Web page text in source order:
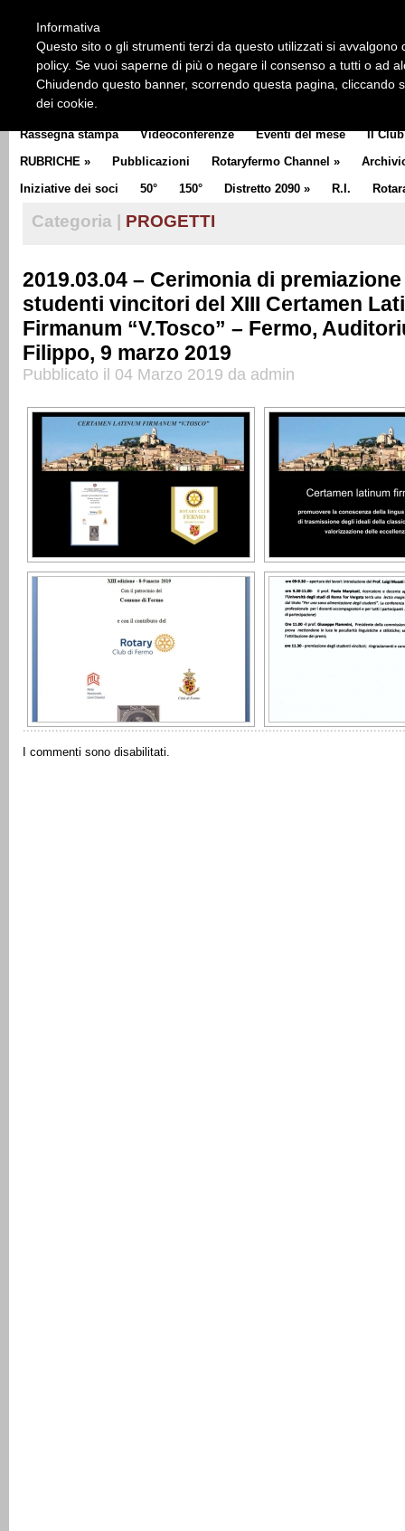
CLUB COMMUNICATOR
Rassegna stampa Videoconferenze Eventi del mese Il Club
RUBRICHE » Pubblicazioni Rotaryfermo Channel »
Iniziative dei soci
50° 150° Distretto 2090 » R.I.
Categoria | PROGETTI
2019.03.04 – Cerimonia di
studenti vincitori del XIII Certamen
Firmanum “V.Tosco” – Fermo,
Filippo, 9 marzo 2019
Pubblicato il 04 Marzo 2019 da admin
I commenti sono disabilitati.
Informativa
Questo sito o gli strumenti terzi da questo utilizzati si
policy. Se vuoi saperne di più o negare il consenso a tutti o ad
Chiudendo questo banner, scorrendo questa pagina, cliccando
dei cookie.